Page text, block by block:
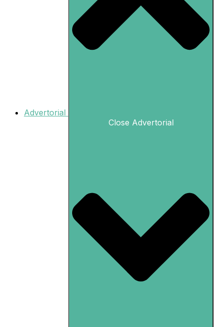
Advertorial
Close Advertorial